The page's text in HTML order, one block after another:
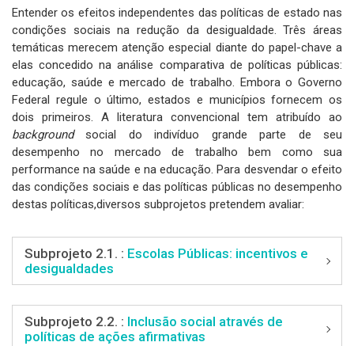
Entender os efeitos independentes das políticas de estado nas
condições sociais na redução da desigualdade. Três áreas
temáticas merecem atenção especial diante do papel-chave a
elas concedido na análise comparativa de políticas públicas:
educação, saúde e mercado de trabalho. Embora o Governo
Federal regule o último, estados e municípios fornecem os
dois primeiros. A literatura convencional tem atribuído ao
backgroundsocial do indivíduo grande parte de seu
desempenho no mercado de trabalho bem como sua
performance na saúde e na educação. Para desvendar o efeito
das condições sociais e das políticas públicas no desempenho
destas políticas,diversos subprojetos pretendem avaliar:
Subprojeto 2.1. : Escolas Públicas: incentivos e
desigualdades
Subprojeto 2.2. : Inclusão social através de
políticas de ações afirmativas